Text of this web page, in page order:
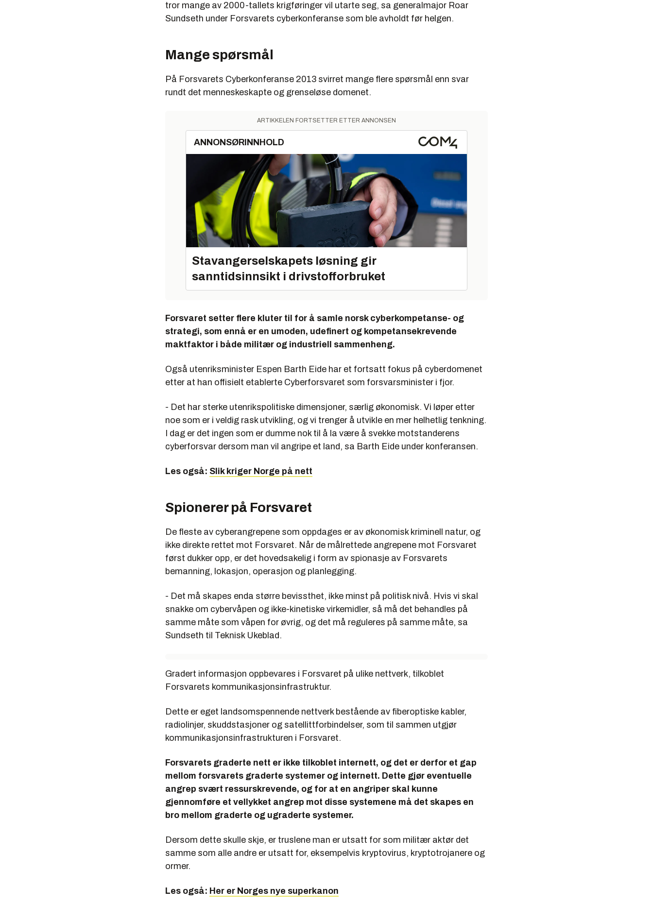
tror mange av 2000-tallets krigføringer vil utarte seg, sa generalmajor Roar
Sundseth under Forsvarets cyberkonferanse som ble avholdt før helgen.
Mange spørsmål
På Forsvarets Cyberkonferanse 2013 svirret mange flere spørsmål enn svar
rundt det menneskeskapte og grenseløse domenet.
ARTIKKELEN FORTSETTER ETTER ANNONSEN
ANNONSØRINNHOLD
Stavangerselskapets løsning gir
sanntidsinnsikt i drivstofforbruket
Forsvaret setter flere kluter til for å samle norsk cyberkompetanse- og
strategi, som ennå er en umoden, udefinert og kompetansekrevende
maktfaktor i både militær og industriell sammenheng.
Også utenriksminister Espen Barth Eide har et fortsatt fokus på cyberdomenet
etter at han offisielt etablerte Cyberforsvaret som forsvarsminister i fjor.
- Det har sterke utenrikspolitiske dimensjoner, særlig økonomisk. Vi løper etter
noe som er i veldig rask utvikling, og vi trenger å utvikle en mer helhetlig tenkning.
I dag er det ingen som er dumme nok til å la være å svekke motstanderens
cyberforsvar dersom man vil angripe et land, sa Barth Eide under konferansen.
Les også: Slik kriger Norge på nett
Spionerer på Forsvaret
De fleste av cyberangrepene som oppdages er av økonomisk kriminell natur, og
ikke direkte rettet mot Forsvaret. Når de målrettede angrepene mot Forsvaret
først dukker opp, er det hovedsakelig i form av spionasje av Forsvarets
bemanning, lokasjon, operasjon og planlegging.
- Det må skapes enda større bevissthet, ikke minst på politisk nivå. Hvis vi skal
snakke om cybervåpen og ikke-kinetiske virkemidler, så må det behandles på
samme måte som våpen for øvrig, og det må reguleres på samme måte, sa
Sundseth til Teknisk Ukeblad.
Gradert informasjon oppbevares i Forsvaret på ulike nettverk, tilkoblet
Forsvarets kommunikasjonsinfrastruktur.
Dette er eget landsomspennende nettverk bestående av fiberoptiske kabler,
radiolinjer, skuddstasjoner og satellittforbindelser, som til sammen utgjør
kommunikasjonsinfrastrukturen i Forsvaret.
Forsvarets graderte nett er ikke tilkoblet internett, og det er derfor et gap
mellom forsvarets graderte systemer og internett. Dette gjør eventuelle
angrep svært ressurskrevende, og for at en angriper skal kunne
gjennomføre et vellykket angrep mot disse systemene må det skapes en
bro mellom graderte og ugraderte systemer.
Dersom dette skulle skje, er truslene man er utsatt for som militær aktør det
samme som alle andre er utsatt for, eksempelvis kryptovirus, kryptotrojanere og
ormer.
Les også: Her er Norges nye superkanon